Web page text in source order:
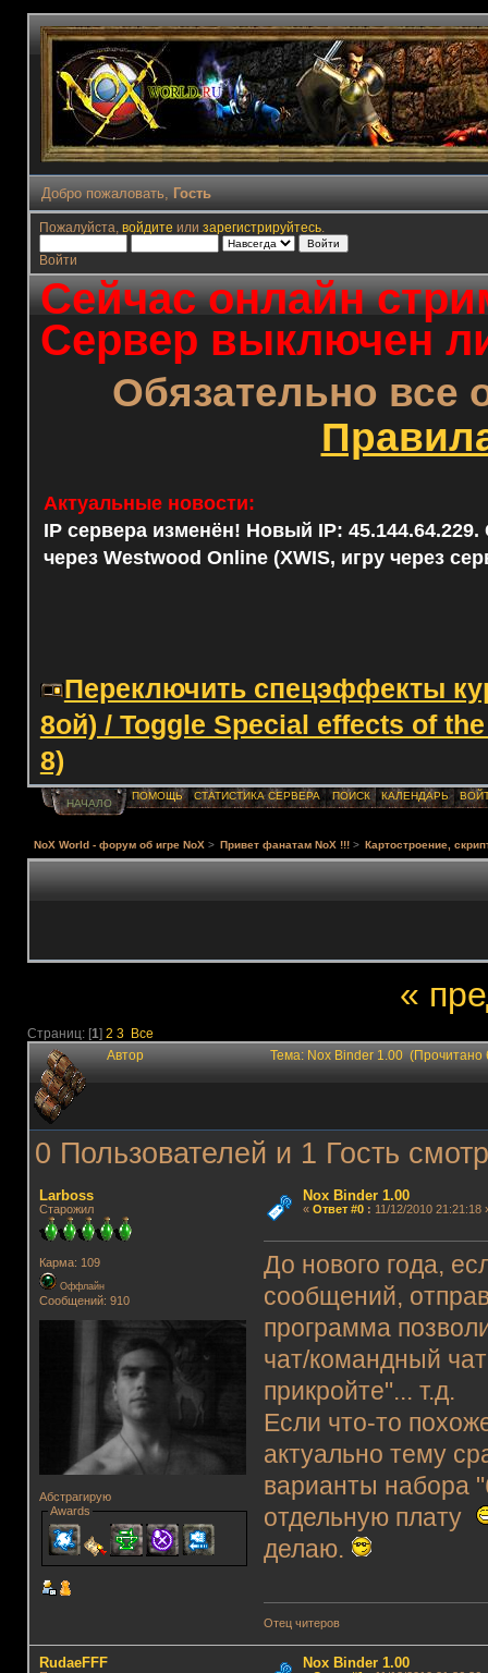
Добро пожаловать, Гость
Пожалуйста, войдите или зарегистрируйтесь.
Войти
Сейчас онлайн
Сервер выключен
Обязательно все
Актуальные новости:
IP сервера изменён! Новый IP: 45.144.64.229.
через Westwood Online (XWIS, игру через
Переключить спецэффекты
8ой) / Toggle Special effects of
8)
НАЧАЛО
ПОМОЩЬ СТАТИСТИКА СЕРВЕРА ПОИСК КАЛЕНДАРЬ
NoX World - форум об игре NoX > Привет фанатам NoX !!! > Картостроение,
«
Страниц: [1] 2 3 Все
Автор Тема: Nox Binder 1.00 (Прочитано
0 Пользователей и 1 Гость
Lаrboss
Старожил
Карма: 109
Оффлайн
Сообщений: 910
Абстрагирую
Awards
Nox Binder 1.00
« Ответ #0: 11/12/2010 21:21:18
До нового года,
сообщений,
программа
чат/командный
прикройте"... т.д.
Если что-то
актуально тему
варианты набора
отдельную плату
делаю.
Отец читеров
RudaeFFF Nox Binder 1.00